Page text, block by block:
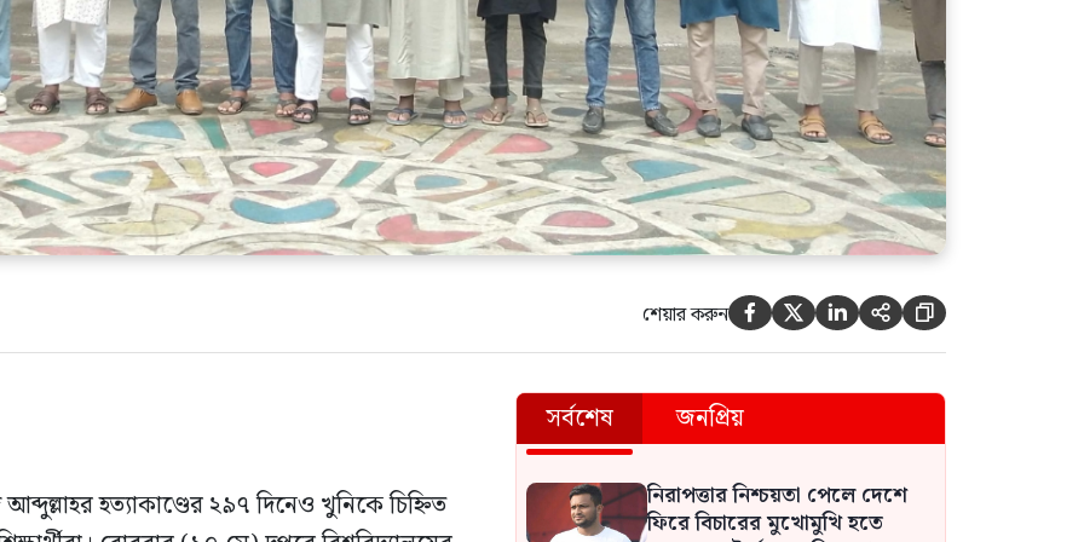
শেয়ার করুন     
আব্দুল্লাহর হত্যাকাণ্ডের ২৯৭ দিনেও খুনিকে চিহ্নিত
সর্বশেষ জনপ্রিয়
নিরাপত্তার নিশ্চয়তা পেলে দেশে
ফিরে বিচারের মুখোমুখি হতে